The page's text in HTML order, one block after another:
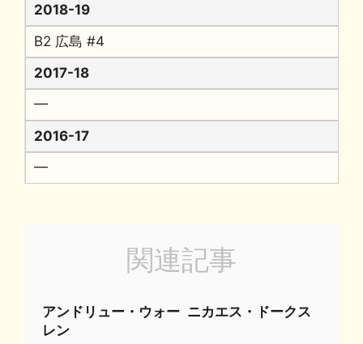
2018-19
B2 広島 #4
2017-18
━
2016-17
━
関連記事
アンドリュー・ウォー
レン
ニカエス・ドークス